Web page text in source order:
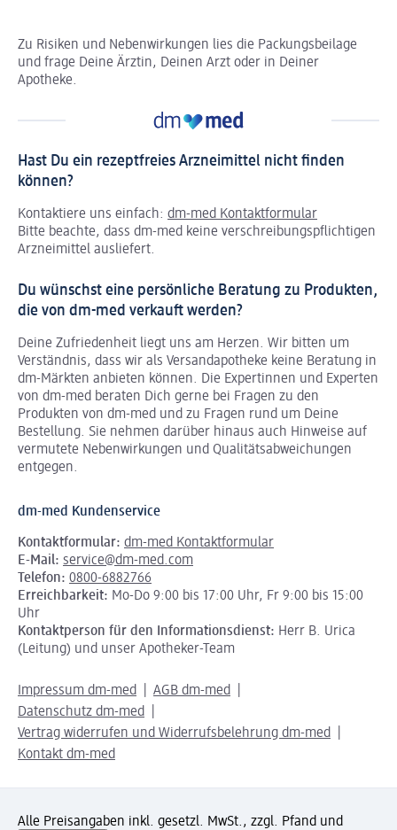
Zu Risiken und Nebenwirkungen lies die Packungsbeilage
und frage Deine Ärztin, Deinen Arzt oder in Deiner
Apotheke.
Hast Du ein rezeptfreies Arzneimittel nicht finden
können?
Kontaktiere uns einfach: dm-med Kontaktformular
Bitte beachte, dass dm-med keine verschreibungspflichtigen
Arzneimittel ausliefert.
Du wünschst eine persönliche Beratung zu Produkten,
die von dm-med verkauft werden?
Deine Zufriedenheit liegt uns am Herzen. Wir bitten um
Verständnis, dass wir als Versandapotheke keine Beratung in
dm-Märkten anbieten können. Die Expertinnen und Experten
von dm-med beraten Dich gerne bei Fragen zu den
Produkten von dm-med und zu Fragen rund um Deine
Bestellung. Sie nehmen darüber hinaus auch Hinweise auf
vermutete Nebenwirkungen und Qualitätsabweichungen
entgegen.
dm-med Kundenservice
Kontaktformular: dm-med Kontaktformular
E-Mail: service@dm-med.com
Telefon: 0800-6882766
Erreichbarkeit: Mo-Do 9:00 bis 17:00 Uhr, Fr 9:00 bis 15:00
Uhr
Kontaktperson für den Informationsdienst: Herr B. Urica
(Leitung) und unser Apotheker-Team
Impressum dm-med
AGB dm-med
Datenschutz dm-med
Vertrag widerrufen und Widerrufsbelehrung dm-med
Kontakt dm-med
Alle Preisangaben inkl. gesetzl. MwSt., zzgl. Pfand und